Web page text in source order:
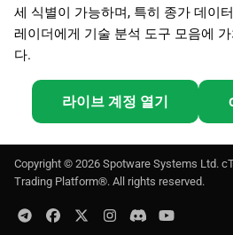
세 식별이 가능하며, 특히 종가 데이
레이더에게 기술 분석 도구 모음에
다.
라이브 계정 열기
Copyright © 2026 Spotware Systems Ltd.
Trading Platform®. All rights reserved.